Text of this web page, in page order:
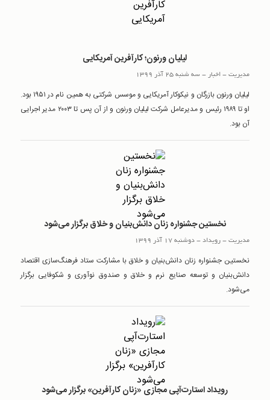
لیلیان ورنون؛ کارآفرین آمریکایی
مدیریت-اخبار - سه شنبه 25 آذر 1399
لیلیان ورنون بازرگان و نیکوکار آمریکایی و موسس شرکتی به همین نام در ۱۹۵۱ بود.
او تا ۱۹۸۹ رئیس و مدیرعامل شرکت لیلیان ورنون و از آن پس تا ۲۰۰۳ مدیر اجرایی
آن بود.
نخستین جشنواره زنان دانش‌بنیان و خلاق برگزار می‌شود
مدیریت-رويداد-دوشنبه 17 آذر 1399
نخستین جشنواره زنان دانش‌بنیان و خلاق با مشارکت ستاد فرهنگ‌سازی اقتصاد
دانش‌بنیان و توسعه صنایع نرم و خلاق و صندوق نوآوری و شکوفایی برگزار
می‌شود.
رویداد استارت‌آ‌پی مجازی «زنان کارآفرین» برگزار می‌شود